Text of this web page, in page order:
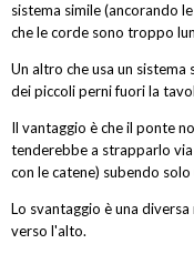
sistema simile (ancorando
che le corde sono troppo
Un altro che usa un sistema
dei piccoli perni fuori la
Il vantaggio è che il ponte
tenderebbe a strapparlo
con le catene) subendo
Lo svantaggio è una
verso l'alto.